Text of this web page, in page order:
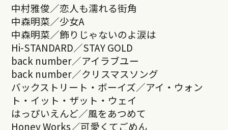
中村雅俊／恋人も濡れる街角
中森明菜／少女A
中森明菜／飾りじゃないのよ涙は
Hi-STANDARD／STAY GOLD
back number／アイラブユー
back number／クリスマスソング
バックストリート・ボーイズ／アイ・ウォン
ト・イット・ザット・ウェイ
はっぴいえんど／風をあつめて
Honey Works／可愛くてごめん